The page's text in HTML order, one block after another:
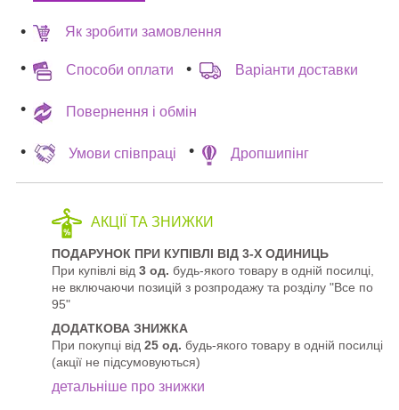
Як зробити замовлення
Способи оплати Варіанти доставки
Повернення і обмін
Умови співпраці Дропшипінг
АКЦІЇ ТА ЗНИЖКИ
ПОДАРУНОК ПРИ КУПІВЛІ ВІД 3-Х ОДИНИЦЬ
При купівлі від 3 од. будь-якого товару в одній посилці,
не включаючи позицій з розпродажу та розділу "Все по
95"
ДОДАТКОВА ЗНИЖКА
При покупці від 25 од. будь-якого товару в одній посилці
(акції не підсумовуються)
детальніше про знижки